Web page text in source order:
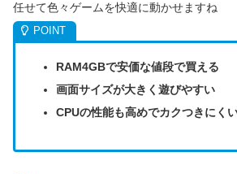
任せて色々ゲームを快適に動かせますね
RAM4GBで安価な値段で買える
画面サイズが大きく遊びやすい
CPUの性能も高めでカクつきにく